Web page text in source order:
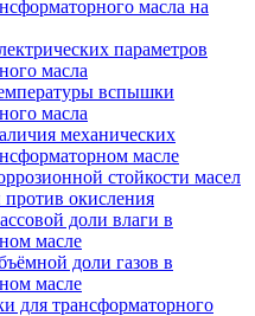
масла на
параметров
масла
вспышки
масла
механических
масле
стойкости масел
против окисления
доли влаги в
масле
доли газов в
масле
для трансформаторного